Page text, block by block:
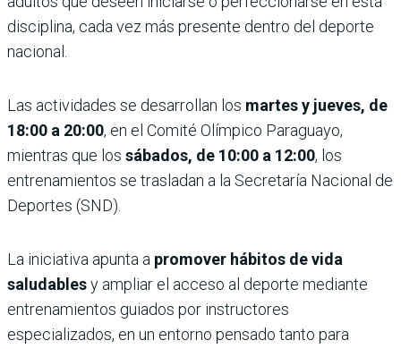
disciplina, cada vez más presente dentro del deporte
nacional.
Las actividades se desarrollan los martes y jueves, de
18:00 a 20:00, en el Comité Olímpico Paraguayo,
mientras que los sábados, de 10:00 a 12:00, los
entrenamientos se trasladan a la Secretaría Nacional de
Deportes (SND).
La iniciativa apunta a promover hábitos de vida
saludablesy ampliar el acceso al deporte mediante
entrenamientos guiados por instructores
especializados, en un entorno pensado tanto para